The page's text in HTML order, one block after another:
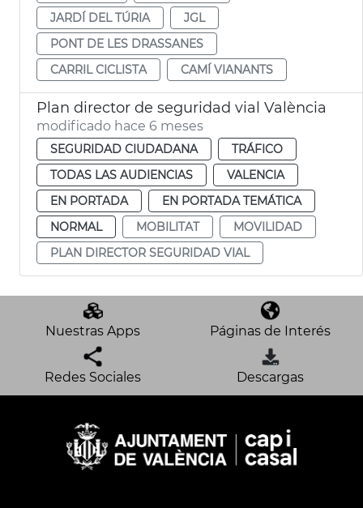
JARDÍ DEL TÚRIA
JGL
PONT DE LES DRASSANES
CARRIL CICLISTA
CAMÍ VIANANTS
Plan director de seguridad vial València
modificado hace 6 meses
SEGURIDAD CIUDADANA
TRÁFICO
TODAS LAS AUDIENCIAS
VALENCIA
EN PORTADA
EN PORTADA TEMÁTICA
NORMAL
MOBILITAT
MOVILIDAD
PLAN DIRECTOR SEGURIDAD VIAL
Nuestras Apps Páginas de Interés
Redes Sociales Descargas